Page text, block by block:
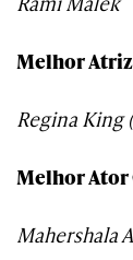
Melhor
Regina King
Melhor Ator
Mahershala